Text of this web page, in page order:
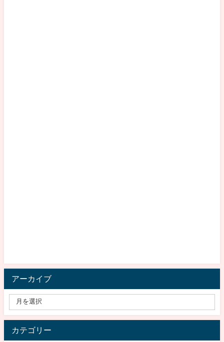
アーカイブ
カテゴリー